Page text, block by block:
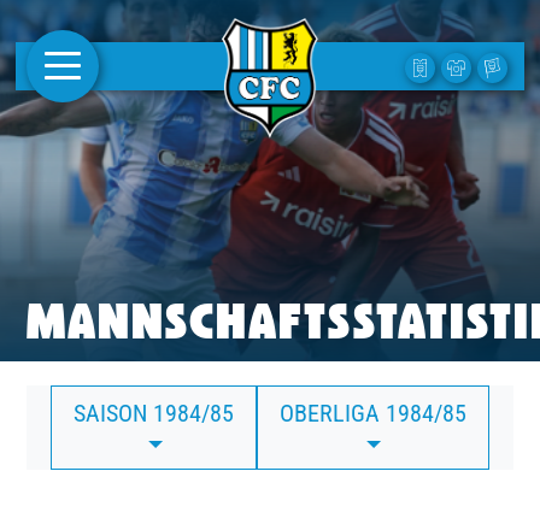
AKTUELLES
1. MANNSCHAFT
FRAUEN
CAMPUS
CLUB
CLUBMITGLIEDSCHAFT
BUSINESS
SAISON 1984/85 OBERLIGA 1984/85